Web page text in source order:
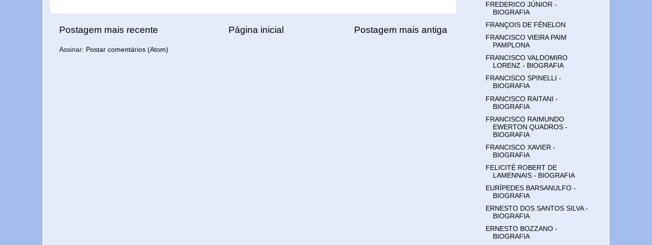
Postagem mais recente Postagem mais antiga
Página inicial
Assinar: Postar comentários (Atom)
FREDERICO JÚNIOR -
BIOGRAFIA
FRANÇOIS DE FÉNELON
FRANCISCO VIEIRA PAIM
PAMPLONA
FRANCISCO VALDOMIRO
LORENZ - BIOGRAFIA
FRANCISCO SPINELLI -
BIOGRAFIA
FRANCISCO RAITANI -
BIOGRAFIA
FRANCISCO RAIMUNDO
EWERTON QUADROS -
BIOGRAFIA
FRANCISCO XAVIER -
BIOGRAFIA
FELICITÉ ROBERT DE
LAMENNAIS - BIOGRAFIA
EURÍPEDES BARSANULFO -
BIOGRAFIA
ERNESTO DOS SANTOS SILVA -
BIOGRAFIA
ERNESTO BOZZANO -
BIOGRAFIA